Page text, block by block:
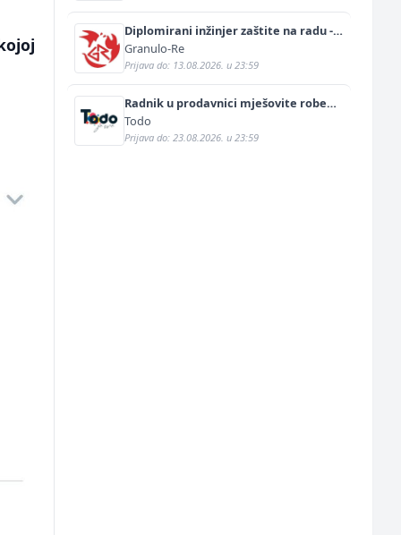
Diplomirani inžinjer zaštite na radu -
Bachelor inžinjer sigurnosti i pomoći
(m/ž)
Granulo-Re
Prijava do: 13.08.2026. u 23:59
Radnik u prodavnici mješovite robe
(m/ž)
Todo
Prijava do: 23.08.2026. u 23:59